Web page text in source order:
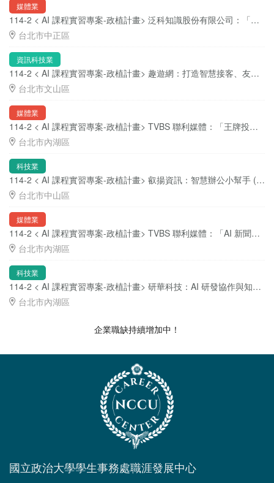
媒體業
114-2 < AI 課程實習專案-政植計畫> 泛科知識股份有限公司：「人機協作」的 AI 敘事代理人：從體例系統到自動化文稿 ( 職缺 4 位 )
台北市中正區
資訊科技業
114-2 < AI 課程實習專案-政植計畫> 趣遊網：打造智慧接客、友善接待國際旅客的AI澎湖導遊 ( 職缺 3 位 )
台北市文山區
媒體業
114-2 < AI 課程實習專案-政植計畫> TVBS 聯利媒體：「王牌投手」 AI 廣告數據應用實戰 ( 職缺 3 位 )
台北市內湖區
科技業
114-2 < AI 課程實習專案-政植計畫> 叡揚資訊：智慧辦公小幫手 ( 職缺 4 位 )
台北市中山區
媒體業
114-2 < AI 課程實習專案-政植計畫> TVBS 聯利媒體：「AI 新聞創新實習計畫」 ( 職缺 3 位 )
台北市內湖區
科技業
114-2 < AI 課程實習專案-政植計畫> 研華科技：AI 研發協作與知識內化平台、個性化推薦與閉環優化系統實習生 ( 職缺 5 位 )
台北市內湖區
企業職缺持續增加中！
國立政治大學學生事務處職涯發展中心